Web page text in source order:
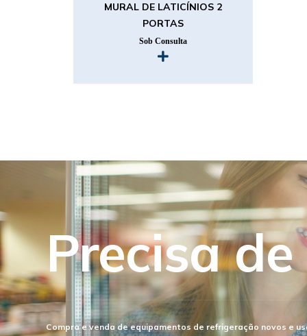
MURAL DE LATICÍNIOS 2
PORTAS
Sob Consulta
Precisa
Compra e venda de equipamentos de refrigeração novos e